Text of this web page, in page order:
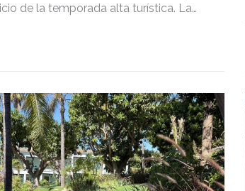
de la temporada alta turística. La
en vigor en 2027.